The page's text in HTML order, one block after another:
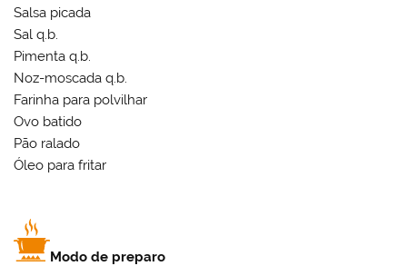
Salsa picada
Sal q.b.
Pimenta q.b.
Noz-moscada q.b.
Farinha para polvilhar
Ovo batido
Pão ralado
Óleo para fritar
Modo de preparo